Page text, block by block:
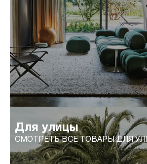
Для улицы
СМОТРЕТЬ ВСЕ ТОВАРЫ ДЛЯ